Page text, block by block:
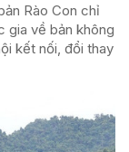
Rào Con chỉ
gia về bản không
kết nối, đổi thay